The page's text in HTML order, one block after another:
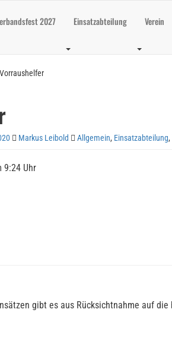
2027 Einsatzabteilung Verein
Markus Leibold Allgemein, Einsatzabteilung,
9:24 Uhr
gibt es aus Rücksichtnahme auf